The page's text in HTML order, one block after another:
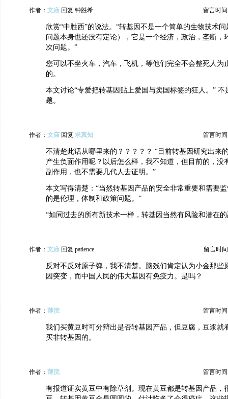
作者： 文庙 回复 钟胜希 留言时间
欣赏“中胜西”的说法。“转基因不是一个简单的生物技术
问题本身也还没有定论），它是一个经济，政治，垄断，
次问题。”
您可以不坐火车，汽车，飞机，等他们完全不会整死人为
的。
本文讨论“专爱把转基因贴上爱国与卖国标签的狂人。” 不
题。
作者： 文庙 回复 求真知 留言时间
不清楚此话从哪里来的？？？？？ “目前转基因研究出来
产生负面作用呢？以后怎么样，我不知道，但目前的，没
副作用，也不需要几代人去证明。”
本文写得清楚：“当然转基因产品的安全非常重要和需要
的是伦理，体制和政策问题。”
“如同过去的所有新技术一样，转基因当然有风险和潜在
作者： 文庙 回复 patience 留言时
反对不反对原子弹，我不清楚。脑残们肯定认为小金那些
因突变，而中国人民的伟大基因有免疫力。是吗？
作者： 薄浣 留言时间
我们买黄豆时可分辩出是否转基因产品，但豆腐，豆浆就
买非转基因的。
作者： 薄浣 留言时间
有报道证实黄豆中有除草剂。现在黄豆都是转基因产品，